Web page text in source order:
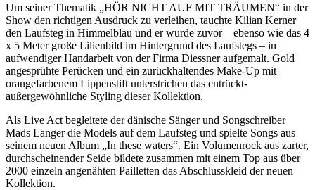
Um seiner Thematik „HÖR NICHT AUF MIT TRÄUMEN“ in der
Show den richtigen Ausdruck zu verleihen, tauchte Kilian Kerner
den Laufsteg in Himmelblau und er wurde zuvor – ebenso wie das 4
x 5 Meter große Lilienbild im Hintergrund des Laufstegs – in
aufwendiger Handarbeit von der Firma Diessner aufgemalt. Gold
angesprühte Perücken und ein zurückhaltendes Make-Up mit
orangefarbenem Lippenstift unterstrichen das entrückt-
außergewöhnliche Styling dieser Kollektion.
Als Live Act begleitete der dänische Sänger und Songschreiber
Mads Langer die Models auf dem Laufsteg und spielte Songs aus
seinem neuen Album „In these waters“. Ein Volumenrock aus zarter,
durchscheinender Seide bildete zusammen mit einem Top aus über
2000 einzeln angenähten Pailletten das Abschlusskleid der neuen
Kollektion.